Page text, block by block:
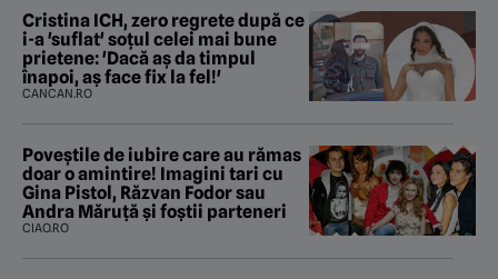
Cristina ICH, zero regrete după ce
i-a 'suflat' soțul celei mai bune
prietene: 'Dacă aș da timpul
înapoi, aș face fix la fel!'
CANCAN.RO
Poveştile de iubire care au rămas
doar o amintire! Imagini tari cu
Gina Pistol, Răzvan Fodor sau
Andra Măruţă şi foştii parteneri
CIAO.RO